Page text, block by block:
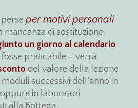
perseper motivi personali
mancanza di sostituzione
un giorno al calendario
praticabile – verrà
del valore della lezione
successivi dell’anno in
in laboratori